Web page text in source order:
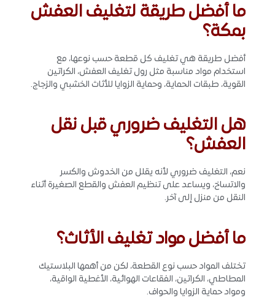
ما أفضل طريقة لتغليف العفش
بمكة؟
أفضل طريقة هي تغليف كل قطعة حسب نوعها، مع
استخدام مواد مناسبة مثل رول تغليف العفش، الكراتين
القوية، طبقات الحماية، وحماية الزوايا للأثاث الخشبي والزجاج.
هل التغليف ضروري قبل نقل
العفش؟
نعم، التغليف ضروري لأنه يقلل من الخدوش والكسر
والاتساخ، ويساعد على تنظيم العفش والقطع الصغيرة أثناء
النقل من منزل إلى آخر.
ما أفضل مواد تغليف الأثاث؟
تختلف المواد حسب نوع القطعة، لكن من أهمها البلاستيك
المطاطي، الكراتين، الفقاعات الهوائية، الأغطية الواقية،
ومواد حماية الزوايا والحواف.